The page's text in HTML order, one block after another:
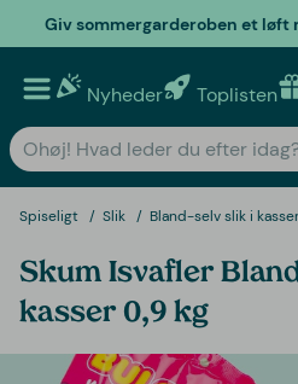
Giv sommergarderoben et
Nyheder Toplisten
Spiseligt Slik Bland-selv slik i kasser
Skum Isvafler
kasser 0,9 kg